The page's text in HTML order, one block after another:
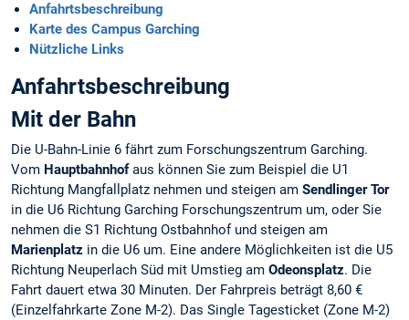
Anfahrtsbeschreibung
Karte des Campus Garching
Nützliche Links
Anfahrtsbeschreibung
Mit der Bahn
Die U-Bahn-Linie 6 fährt zum Forschungszentrum Garching.
Vom Hauptbahnhofaus können Sie zum Beispiel die U1
Richtung Mangfallplatz nehmen und steigen am Sendlinger Tor
in die U6 Richtung Garching Forschungszentrum um, oder Sie
nehmen die S1 Richtung Ostbahnhof und steigen am
Marienplatz in die U6 um. Eine andere Möglichkeiten ist die U5
Richtung Neuperlach Süd mit Umstieg am Odeonsplatz. Die
Fahrt dauert etwa 30 Minuten. Der Fahrpreis beträgt 8,60 €
(Einzelfahrkarte Zone M-2). Das Single Tagesticket (Zone M-2)